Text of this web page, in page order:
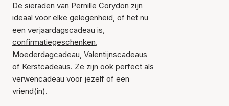
De sieraden van Pernille Corydon zijn
ideaal voor elke gelegenheid, of het nu
een verjaardagscadeau is,
confirmatiegeschenken,
Moederdagcadeau, Valentijnscadeaus
of Kerstcadeaus. Ze zijn ook perfect als
verwencadeau voor jezelf of een
vriend(in).